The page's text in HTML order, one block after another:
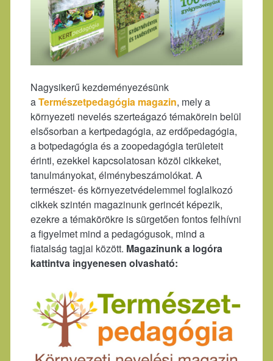
Nagysikerű kezdeményezésünk
aTermészetpedagógia magazin, mely a
környezeti nevelés szerteágazó témakörein belül
elsősorban a kertpedagógia, az erdőpedagógia,
a botpedagógia és a zoopedagógia területeit
érinti, ezekkel kapcsolatosan közöl cikkeket,
tanulmányokat, élménybeszámolókat. A
természet- és környezetvédelemmel foglalkozó
cikkek szintén magazinunk gerincét képezik,
ezekre a témakörökre is sürgetően fontos felhívni
a figyelmet mind a pedagógusok, mind a
fiatalság tagjai között. Magazinunk a logóra
kattintva ingyenesen olvasható: